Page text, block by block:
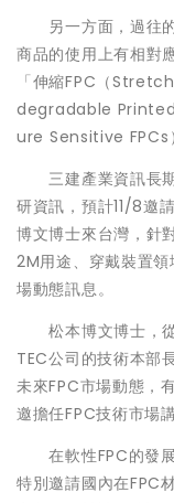
另一方面，過往的
商品的使用上有相對
「伸縮FPC（
degradable Printed
ure Sensitive FPCs
三建產業資訊長期
研資訊，預計11/8邀
博文博士來台灣，針
2M用途、穿戴裝置
場動態訊息。
松本博文博士，從
TEC公司的技術本部
未來FPC市場動態，
邀擔任FPC技術市場講
在軟性FPC的發展
特別邀請國內在FPC